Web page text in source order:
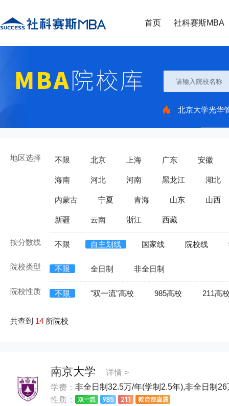
首页 社科赛斯MBA
北京大学光华
地区选择 不限 北京 上海 广东 安徽
海南 河北 河南 黑龙江 湖北
内蒙古 宁夏 青海 山东 山西
新疆 云南 浙江 西藏
按分数线 不限 自主划线 国家线 院校线
院校类型 不限 全日制 非全日制
院校性质 不限 "双一流"高校 985高校 211高
共查到 14 所院校
南京大学
详情 >
学费： 非全日制32.5万/年(学制2.5年),非全日制
性质：